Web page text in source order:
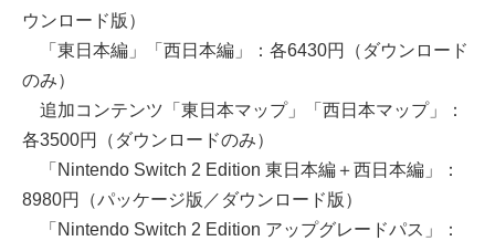
ウンロード版）
「東日本編」「西日本編」：各6430円（ダウンロード
のみ）
追加コンテンツ「東日本マップ」「西日本マップ」：
各3500円（ダウンロードのみ）
「Nintendo Switch 2 Edition 東日本編＋西日本編」：
8980円（パッケージ版／ダウンロード版）
「Nintendo Switch 2 Edition アップグレードパス」：